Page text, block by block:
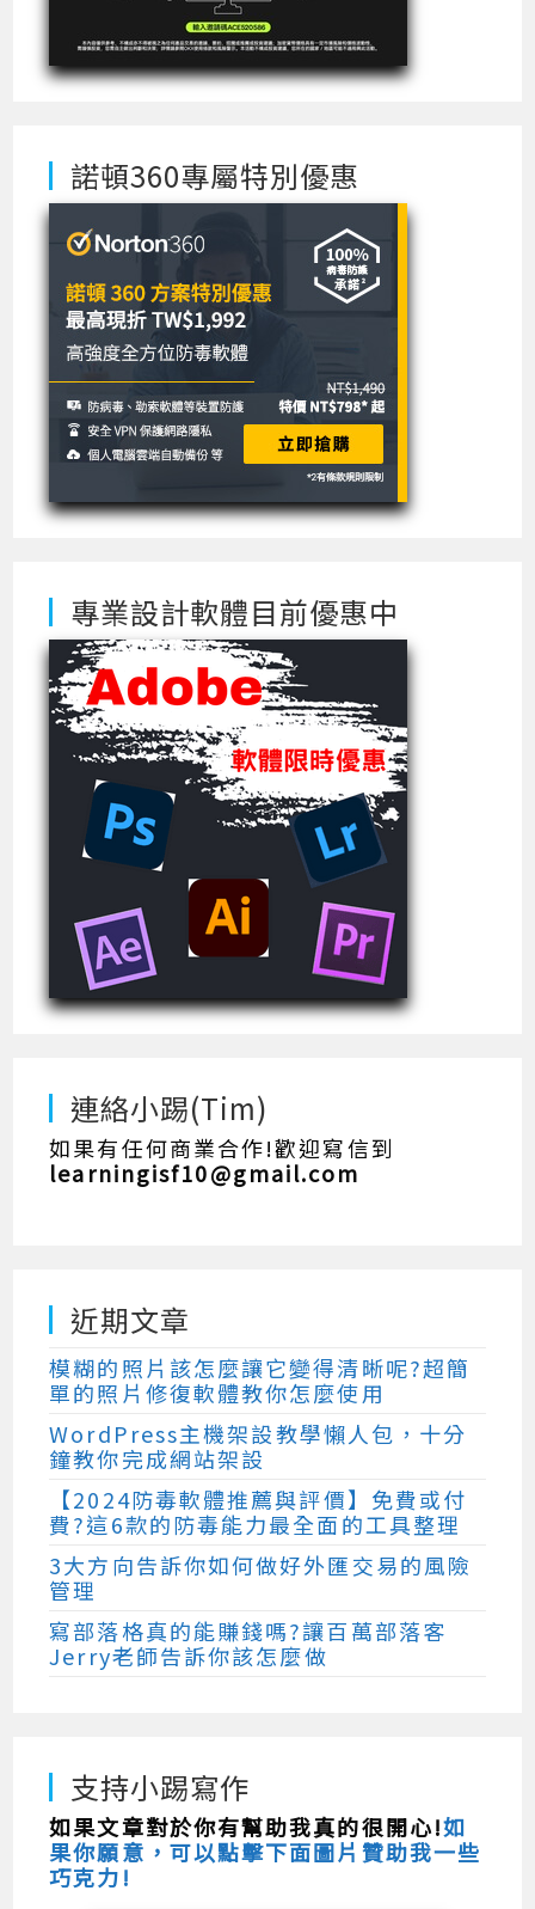
諾頓360專屬特別優惠
專業設計軟體目前優惠中
連絡小踢(Tim)
如果有任何商業合作!歡迎寫信到
learningisf10@gmail.com
近期文章
模糊的照片該怎麼讓它變得清晰呢?超簡
單的照片修復軟體教你怎麼使用
WordPress主機架設教學懶人包，十分
鐘教你完成網站架設
【2024防毒軟體推薦與評價】免費或付
費?這6款的防毒能力最全面的工具整理
3大方向告訴你如何做好外匯交易的風險
管理
寫部落格真的能賺錢嗎?讓百萬部落客
Jerry老師告訴你該怎麼做
支持小踢寫作
如果文章對於你有幫助我真的很開心!如
果你願意，可以點擊下面圖片贊助我一些
巧克力!